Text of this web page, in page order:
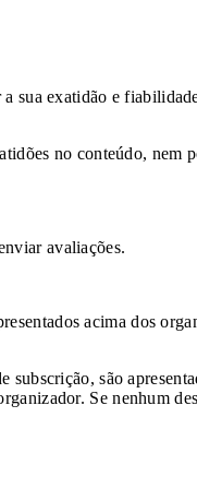
sua exatidão e
no conteúdo, nem
avaliações.
acima dos
subscrição, são
Se nenhum